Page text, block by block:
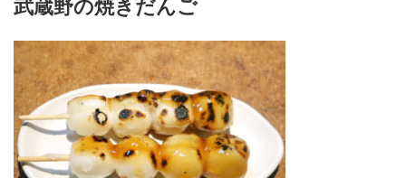
武蔵野の焼きだんご